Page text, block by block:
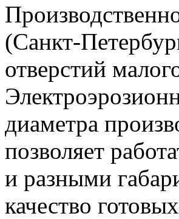
(Санкт-
отверстий
диаметра
позволяет
и разными
качество